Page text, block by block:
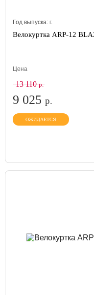
Год выпуска: г.
Велокуртка ARP-12
Цена
13 110р.
9 025 р.
ОЖИДАЕТСЯ